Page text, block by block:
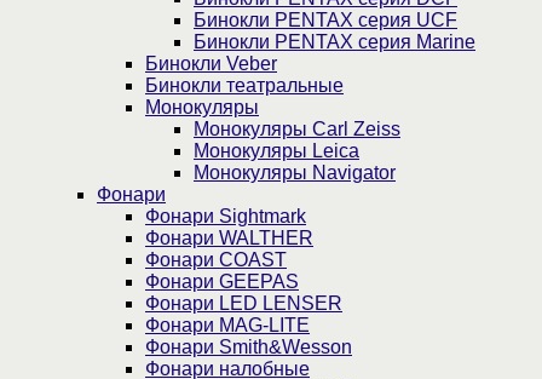
Бинокли PENTAX серия UCF
Бинокли PENTAX серия Marine
Бинокли Veber
Бинокли театральные
Монокуляры
Монокуляры Carl Zeiss
Монокуляры Leica
Монокуляры Navigator
Фонари
Фонари Sightmark
Фонари WALTHER
Фонари COAST
Фонари GEEPAS
Фонари LED LENSER
Фонари MAG-LITE
Фонари Smith&Wesson
Фонари налобные